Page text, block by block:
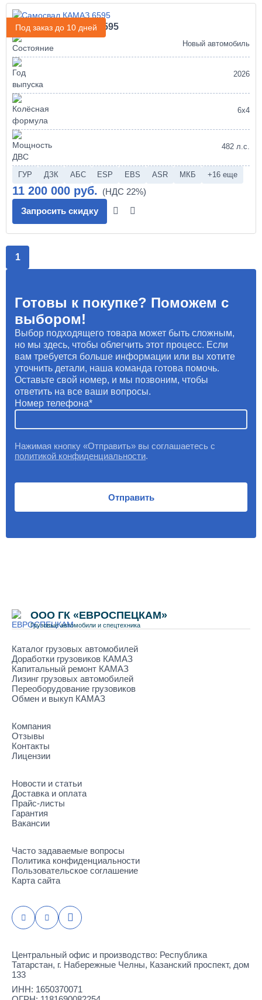
Под заказ до 10 дней
Самосвал КАМАЗ 6595
Новый автомобиль
2026
6х4
482 л.с.
ГУР ДЗК АБС ESP EBS ASR МКБ +16 еще
11 200 000 руб.
Запросить скидку
1
Готовы к покупке? Поможем с
выбором!
Выбор подходящего товара может быть сложным,
но мы здесь, чтобы облегчить этот процесс. Если
вам требуется больше информации или вы хотите
уточнить детали, наша команда готова помочь.
Оставьте свой номер, и мы позвоним, чтобы
ответить на все ваши вопросы.
Номер телефона
Нажимая кнопку «Отправить» вы соглашаетесь с
политикой конфиденциальности.
Отправить
ООО ГК «ЕВРОСПЕЦКАМ»
Грузовые автомобили и спецтехника
Каталог грузовых автомобилей
Доработки грузовиков КАМАЗ
Капитальный ремонт КАМАЗ
Лизинг грузовых автомобилей
Переоборудование грузовиков
Обмен и выкуп КАМАЗ
Компания
Отзывы
Контакты
Лицензии
Новости и статьи
Доставка и оплата
Прайс-листы
Гарантия
Вакансии
Часто задаваемые вопросы
Политика конфиденциальности
Пользовательское соглашение
Карта сайта
Центральный офис и производство: Республика
Татарстан, г. Набережные Челны, Казанский проспект, дом
133
ИНН: 1650370071